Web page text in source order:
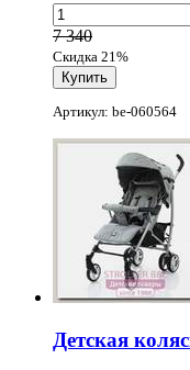
7 340
Скидка 21%
Артикул: be-060564
Детская